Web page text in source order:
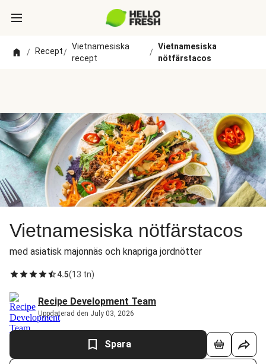
/ Recept/
Vietnamesiska
recept
/
Vietnamesiska
nötfärstacos
Vietnamesiska nötfärstacos
med asiatisk majonnäs och knapriga jordnötter
4.5(13 tn)
Recipe Development Team
Uppdaterad den July 03, 2026
Spara